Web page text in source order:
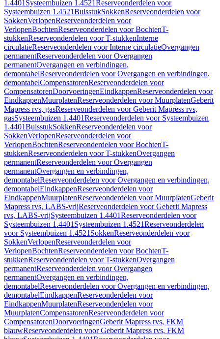
1.4401 Systeembuizen 1.4521Reserveonderdelen voor
Systeembuizen 1.4521BuisstukSokkenReserveonderdelen voor
SokkenVerlopenReserveonderdelen voor
VerlopenBochtenReserveonderdelen voor BochtenT-
stukkenReserveonderdelen voor T-stukkenInterne
circulatieReserveonderdelen voor Interne circulatieOvergangen
permanentReserveonderdelen voor Overgangen
permanentOvergangen en verbindingen,
demontabelReserveonderdelen voor Overgangen en verbindingen,
demontabelCompensatorenReserveonderdelen voor
CompensatorenDoorvoeringenEindkappenReserveonderdelen voor
EindkappenMuurplatenReserveonderdelen voor MuurplatenGeberit
Mapress rvs, gasReserveonderdelen voor Geberit Mapress rvs,
gasSysteembuizen 1.4401Reserveonderdelen voor Systeembuizen
1.4401BuisstukSokkenReserveonderdelen voor
SokkenVerlopenReserveonderdelen voor
VerlopenBochtenReserveonderdelen voor BochtenT-
stukkenReserveonderdelen voor T-stukkenOvergangen
permanentReserveonderdelen voor Overgangen
permanentOvergangen en verbindingen,
demontabelReserveonderdelen voor Overgangen en verbindingen,
demontabelEindkappenReserveonderdelen voor
EindkappenMuurplatenReserveonderdelen voor MuurplatenGeberit
Mapress rvs, LABS-vrijReserveonderdelen voor Geberit Mapress
rvs, LABS-vrijSysteembuizen 1.4401Reserveonderdelen voor
Systeembuizen 1.4401 Systeembuizen 1.4521Reserveonderdelen
voor Systeembuizen 1.4521 SokkenReserveonderdelen voor
SokkenVerlopenReserveonderdelen voor
VerlopenBochtenReserveonderdelen voor BochtenT-
stukkenReserveonderdelen voor T-stukkenOvergangen
permanentReserveonderdelen voor Overgangen
permanentOvergangen en verbindingen,
demontabelReserveonderdelen voor Overgangen en verbindingen,
demontabelEindkappenReserveonderdelen voor
EindkappenMuurplatenReserveonderdelen voor
MuurplatenCompensatorenReserveonderdelen voor
CompensatorenDoorvoeringenGeberit Mapress rvs, FKM
blauwReserveonderdelen voor Geberit Mapress rvs, FKM